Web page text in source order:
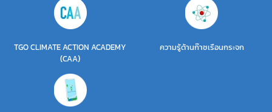
TGO CLIMATE ACTION ACADEMY
(CAA)
ความรู้ด้านก๊าซเรือนกระจก